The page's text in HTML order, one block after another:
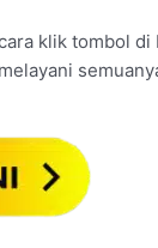
klik tombol di